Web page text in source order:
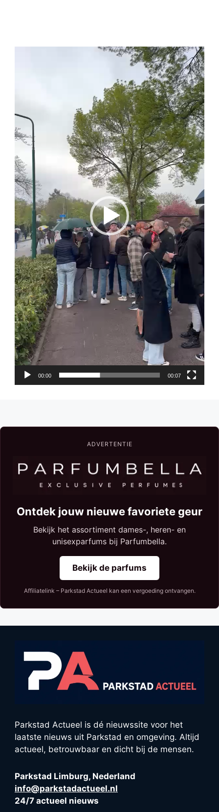
00:00 00:07
ADVERTENTIE
Ontdek jouw nieuwe favoriete geur
Bekijk het assortiment dames-, heren- en
unisexparfums bij Parfumbella.
Bekijk de parfums
Affiliatelink – Parkstad Actueel kan een vergoeding ontvangen.
Parkstad Actueel is dé nieuwssite voor het
laatste nieuws uit Parkstad en omgeving. Altijd
actueel, betrouwbaar en dicht bij de mensen.
Parkstad Limburg, Nederland
info@parkstadactueel.nl
24/7 actueel nieuws